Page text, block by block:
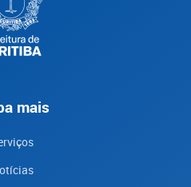
mais